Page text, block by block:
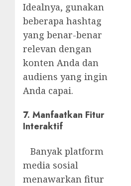
Idealnya, gunakan
beberapa hashtag
yang benar-benar
relevan dengan
konten Anda dan
audiens yang ingin
Anda capai.
7. Manfaatkan Fitur
Interaktif
Banyak platform
media sosial
menawarkan fitur